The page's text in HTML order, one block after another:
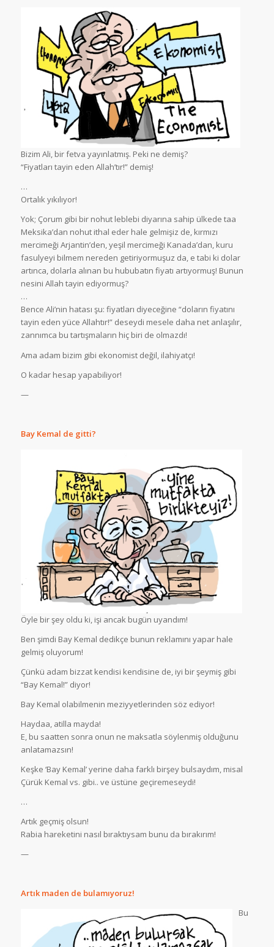
Bizim Ali, bir fetva yayınlatmış. Peki ne demiş?
“Fiyatları tayin eden Allah’tır!” demiş!
…
Ortalık yıkılıyor!
Yok; Çorum gibi bir nohut leblebi diyarına sahip ülkede taa
Meksika’dan nohut ithal eder hale gelmişiz de, kırmızı
mercimeği Arjantin’den, yeşil mercimeği Kanada’dan, kuru
fasulyeyi bilmem nereden getiriyormuşuz da, e tabi ki dolar
artınca, dolarla alınan bu hububatın fiyatı artıyormuş! Bunun
nesini Allah tayin ediyormuş?
…
Bence Ali’nin hatası şu: fiyatları diyeceğine “doların fiyatını
tayin eden yüce Allahtır!” deseydi mesele daha net anlaşılır,
zannımca bu tartışmaların hiç biri de olmazdı!
Ama adam bizim gibi ekonomist değil, ilahiyatçı!
O kadar hesap yapabiliyor!
—
Bay Kemal de gitti?
Öyle bir şey oldu ki, işi ancak bugün uyandım!
Ben şimdi Bay Kemal dedikçe bunun reklamını yapar hale
gelmiş oluyorum!
Çünkü adam bizzat kendisi kendisine de, iyi bir şeymiş gibi
“Bay Kemal!” diyor!
Bay Kemal olabilmenin meziyyetlerinden söz ediyor!
Haydaa, atilla mayda!
E, bu saatten sonra onun ne maksatla söylenmiş olduğunu
anlatamazsın!
Keşke ‘Bay Kemal’ yerine daha farklı birşey bulsaydım, misal
Çürük Kemal vs. gibi.. ve üstüne geçiremeseydi!
…
Artık geçmiş olsun!
Rabia hareketini nasıl bıraktıysam bunu da bırakırım!
—
Artık maden de bulamıyoruz!
Bu